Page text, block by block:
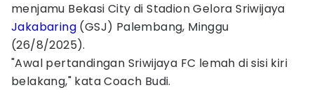
menjamu Bekasi City di Stadion Gelora Sriwijaya
Jakabaring (GSJ) Palembang, Minggu
(26/8/2025).
"Awal pertandingan Sriwijaya FC lemah di sisi kiri
belakang," kata Coach Budi.